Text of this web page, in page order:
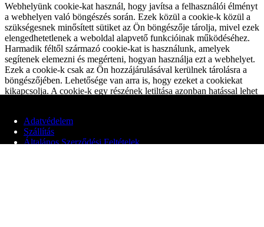
Adatvédelem
Szállítás
Általános Szerződési Feltételek
Webhelyünk cookie-kat használ, hogy javítsa a felhasználói élményt
a webhelyen való böngészés során. Ezek közül a cookie-k közül a
szükségesnek minősített sütiket az Ön böngészője tárolja, mivel ezek
elengedhetetlenek a weboldal alapvető funkcióinak működéséhez.
Harmadik féltől származó cookie-kat is használunk, amelyek
segítenek elemezni és megérteni, hogyan használja ezt a webhelyet.
Ezek a cookie-k csak az Ön hozzájárulásával kerülnek tárolásra a
böngészőjében. Lehetősége van arra is, hogy ezeket a cookiekat
kikapcsolja. A cookie-k egy részének letiltása azonban hatással lehet
Alapvető Cookiek
Always Enabled
Ezek a cookie-k elengedhetetlenek a weboldal megfelelő